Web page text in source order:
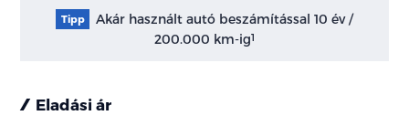
Tipp
Akár használt autó beszámítással 10 év /
200.000 km-ig1
Eladási ár